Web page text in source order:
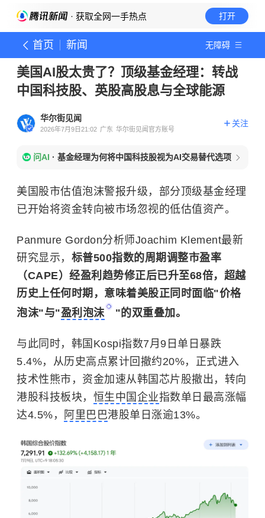
· 获取全网一手热点 打开
首页 新闻 无障碍
美国AI股太贵了？顶级基金经理：转战
中国科技股、英股高股息与全球能源
华尔街见闻
2026年7月9日21:02 广东 华尔街见闻官方账号
关注
问AI · 基金经理为何将中国科技股视为AI交易替代选项
美国股市估值泡沫警报升级，部分顶级基金经理
已开始将资金转向被市场忽视的低估值资产。
Panmure Gordon分析师Joachim Klement最新
研究显示， 标普500指数的周期调整市盈率
（CAPE）经盈利趋势修正后已升至68倍，超越
历史上任何时期，意味着美股正同时面临"价格
泡沫"与"盈利泡沫 "的双重叠加。
与此同时，韩国Kospi指数7月9日单日暴跌
5.4%，从历史高点累计回撤约20%，正式进入
技术性熊市，资金加速从韩国芯片股撤出，转向
港股科技板块， 恒生中国企业指数单日最高涨幅
达4.5%，
阿里巴巴港股单日涨逾13%。